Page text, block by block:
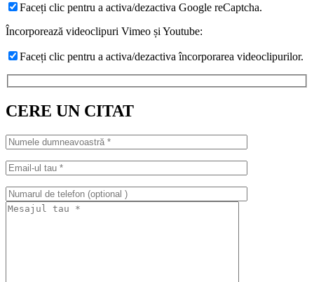
Faceți clic pentru a activa/dezactiva Google reCaptcha.
Încorporează videoclipuri Vimeo și Youtube:
Faceți clic pentru a activa/dezactiva încorporarea videoclipurilor.
CERE UN CITAT